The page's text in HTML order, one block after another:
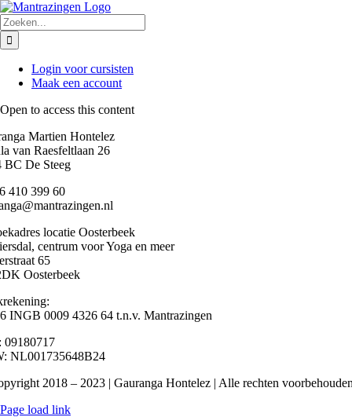
Ga
naar
inhoud
Zoeken
naar:
Login voor cursisten
Maak een account
Open to access this content
Martien Hontelez
van Raesfeltlaan 26
BC De Steeg
410 399 60
locatie Oosterbeek
centrum voor Yoga en meer
65
Oosterbeek
INGB 0009 4326 64 t.n.v. Mantrazingen
09180717
NL001735648B24
2018 – 2023 | Gauranga Hontelez | Alle rechten
Page load link